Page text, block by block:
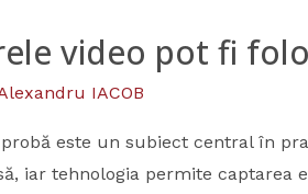
video pot fi
IACOB
este un subiect central în
iar tehnologia permite